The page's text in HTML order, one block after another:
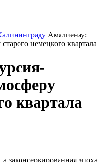
Амалиенау:
немецкого квартала
квартала
законсервированная эпоха.